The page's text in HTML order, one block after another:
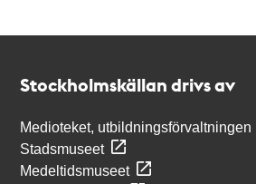
Stockholmskällan drivs av
Medioteket, utbildningsförvaltningen
Stadsmuseet
Medeltidsmuseet